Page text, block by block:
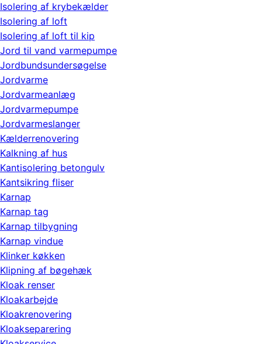
Isolering af krybekælder
Isolering af loft
Isolering af loft til kip
Jord til vand varmepumpe
Jordbundsundersøgelse
Jordvarme
Jordvarmeanlæg
Jordvarmepumpe
Jordvarmeslanger
Kælderrenovering
Kalkning af hus
Kantisolering betongulv
Kantsikring fliser
Karnap
Karnap tag
Karnap tilbygning
Karnap vindue
Klinker køkken
Klipning af bøgehæk
Kloak renser
Kloakarbejde
Kloakrenovering
Kloakseparering